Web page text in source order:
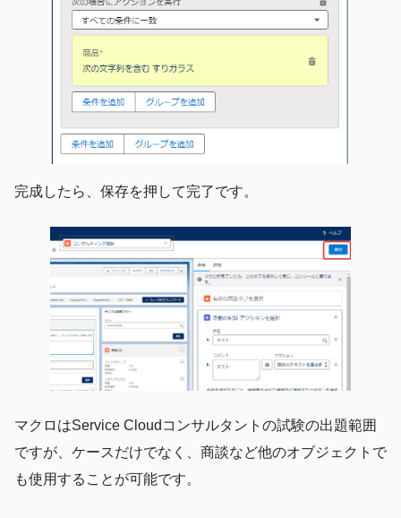
完成したら、保存を押して完了です。
マクロはService Cloudコンサルタントの試験の出題範囲
ですが、ケースだけでなく、商談など他のオブジェクトで
も使用することが可能です。